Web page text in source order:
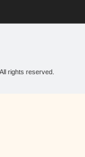
rights reserved.